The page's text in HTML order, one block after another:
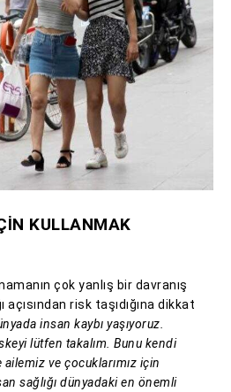
KULLANMAK
çok yanlış bir davranış
risk taşıdığına dikkat
insan kaybı yaşıyoruz.
lütfen takalım. Bunu kendi
ve çocuklarımız için
sağlığı dünyadaki en önemli